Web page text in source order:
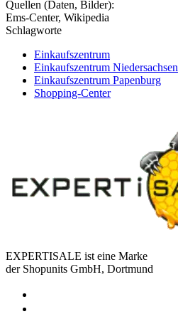
Quellen (Daten, Bilder):
Ems-Center, Wikipedia
Schlagworte
Einkaufszentrum
Einkaufszentrum Niedersachsen
Einkaufszentrum Papenburg
Shopping-Center
EXPERTISALE ist eine Marke
der Shopunits GmbH, Dortmund